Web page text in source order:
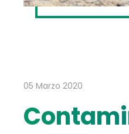
05 Marzo 2020